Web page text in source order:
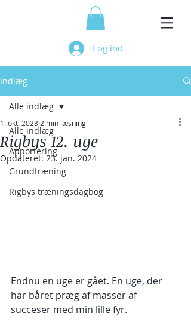
Log ind
Indlæg
Alle indlæg
Apportering
Grundtræning
Rigbys træningsdagbog
Alle indlæg
Rigbys 12. uge
1. okt. 2023 2 min læsning
Opdateret:23. jan. 2024
Endnu en uge er gået. En uge, der
har båret præg af masser af
succeser med min lille fyr.